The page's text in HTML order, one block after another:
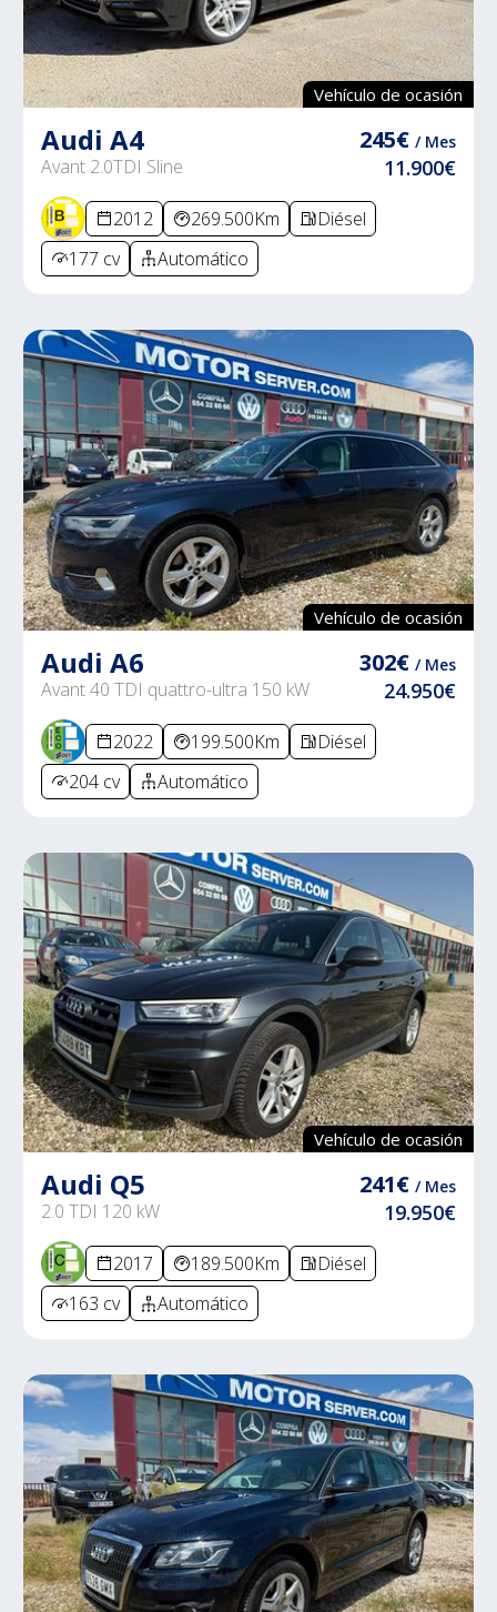
Vehículo de ocasión
Audi A4
Avant 2.0TDI Sline
245€ / Mes
11.900€
2012 269.500Km
Diésel
177 cv
Automático
Vehículo de ocasión
Audi A6
Avant 40 TDI quattro-ultra 150 kW
302€ / Mes
24.950€
2022 199.500Km
Diésel
204 cv
Automático
Vehículo de ocasión
Audi Q5
2.0 TDI 120 kW
241€ / Mes
19.950€
2017 189.500Km
Diésel
163 cv
Automático